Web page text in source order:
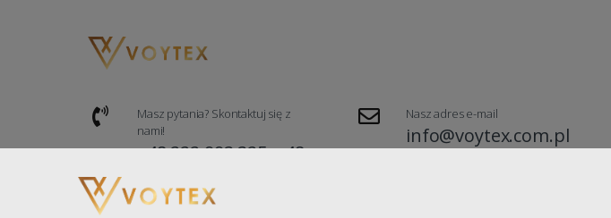
Masz pytania? Skontaktuj się z
nami!
+48 222 993 325, +48
Nasz adres e-mail
info@voytex.com.pl